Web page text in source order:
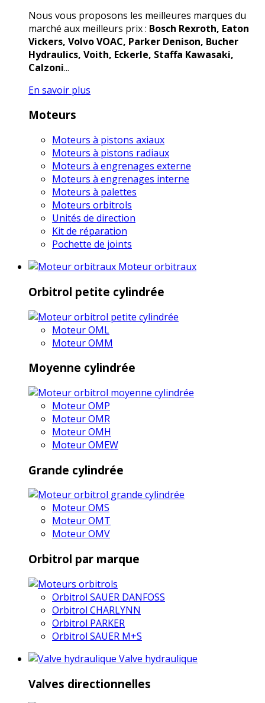
Nous vous proposons les meilleures marques du
marché aux meilleurs prix : Bosch Rexroth, Eaton
Vickers, Volvo VOAC, Parker Denison, Bucher
Hydraulics, Voith, Eckerle, Staffa Kawasaki,
Calzoni...
En savoir plus
Moteurs
Moteurs à pistons axiaux
Moteurs à pistons radiaux
Moteurs à engrenages externe
Moteurs à engrenages interne
Moteurs à palettes
Moteurs orbitrols
Unités de direction
Kit de réparation
Pochette de joints
Moteur orbitraux
Orbitrol petite cylindrée
Moteur OML
Moteur OMM
Moyenne cylindrée
Moteur OMP
Moteur OMR
Moteur OMH
Moteur OMEW
Grande cylindrée
Moteur OMS
Moteur OMT
Moteur OMV
Orbitrol par marque
Orbitrol SAUER DANFOSS
Orbitrol CHARLYNN
Orbitrol PARKER
Orbitrol SAUER M+S
Valve hydraulique
Valves directionnelles